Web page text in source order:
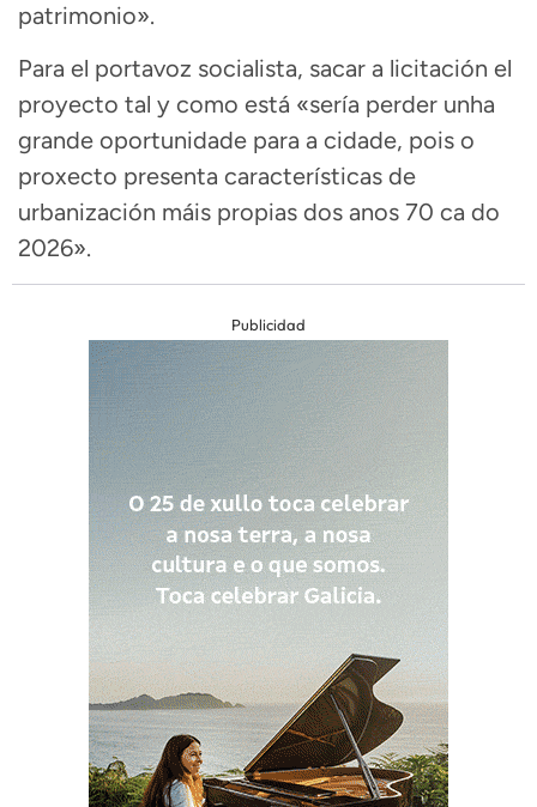
patrimonio».
Para el portavoz socialista, sacar a licitación el
proyecto tal y como está «sería perder unha
grande oportunidade para a cidade, pois o
proxecto presenta características de
urbanización máis propias dos anos 70 ca do
2026».
Publicidad